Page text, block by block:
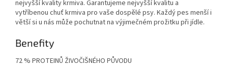
nejvyšší kvality krmiva. Garantujeme nejvyšší kvalitu a
vytříbenou chuť krmiva pro vaše dospělé psy. Každý pes menší i
větší si u nás může pochutnat na výjimečném prožitku při jídle.
Benefity
72 % PROTEINŮ ŽIVOČIŠNÉHO PŮVODU